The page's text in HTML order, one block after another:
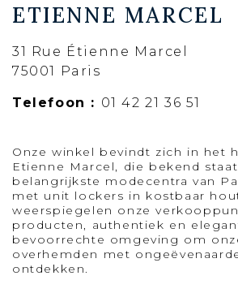
ETIENNE MARCEL
31 Rue Étienne Marcel
75001 Paris
Telefoon : 01 42 21 36 51
Onze winkel bevindt zich in het
Etienne Marcel, die bekend
belangrijkste modecentra van
met unit lockers in kostbaar
weerspiegelen onze
producten, authentiek en
bevoorrechte omgeving om
overhemden met
ontdekken.